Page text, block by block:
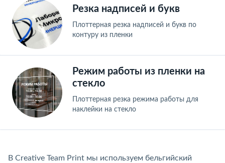
Резка надписей и букв
Плоттерная резка надписей и букв по
контуру из пленки
Режим работы из пленки на
стекло
Плоттерная резка режима работы для
наклейки на стекло
В Creative Team Print мы используем бельгийский